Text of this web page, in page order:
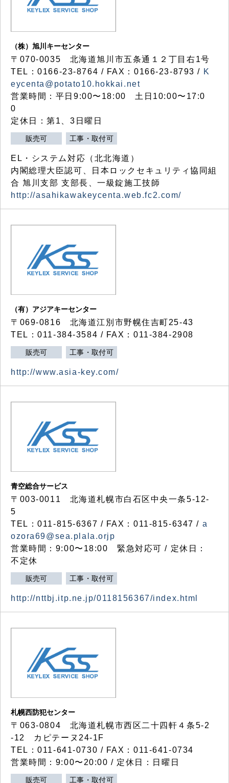
（株）旭川キーセンター
〒070-0035 北海道旭川市五条通１２丁目右1号
TEL：0166-23-8764 / FAX：0166-23-8793 / K
eycenta@potato10.hokkai.net
営業時間：平日9:00〜18:00 土日10:00〜17:0
0
定休日：第1、3日曜日
販売可 工事・取付可
EL・システム対応（北北海道）
内閣総理大臣認可、日本ロックセキュリティ協同組
合 旭川支部 支部長、一級錠施工技師
http://asahikawakeycenta.web.fc2.com/
（有）アジアキーセンター
〒069-0816 北海道江別市野幌住吉町25-43
TEL：011-384-3584 / FAX：011-384-2908
販売可 工事・取付可
http://www.asia-key.com/
青空総合サービス
〒003-0011 北海道札幌市白石区中央一条5-12-
5
TEL：011-815-6367 / FAX：011-815-6347 / a
ozora69@sea.plala.orjp
営業時間：9:00〜18:00 緊急対応可 / 定休日：
不定休
販売可 工事・取付可
http://nttbj.itp.ne.jp/0118156367/index.html
札幌西防犯センター
〒063-0804 北海道札幌市西区二十四軒４条5-2
-12 カピテーヌ24-1F
TEL：011-641-0730 / FAX：011-641-0734
営業時間：9:00〜20:00 / 定休日：日曜日
販売可 工事・取付可